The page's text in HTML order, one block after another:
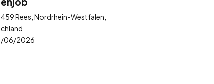
Rees, Nordrhein-Westfalen,
06/2026